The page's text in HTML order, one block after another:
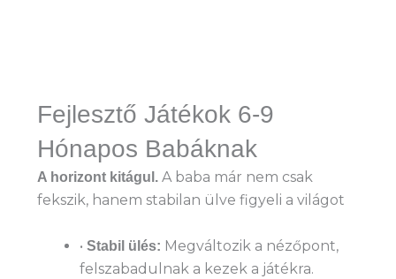
Fejlesztő Játékok 6-9
Hónapos Babáknak
A horizont kitágul. A baba már nem csak
fekszik, hanem stabilan ülve figyeli a világot
• Stabil ülés: Megváltozik a nézőpont,
felszabadulnak a kezek a játékra.